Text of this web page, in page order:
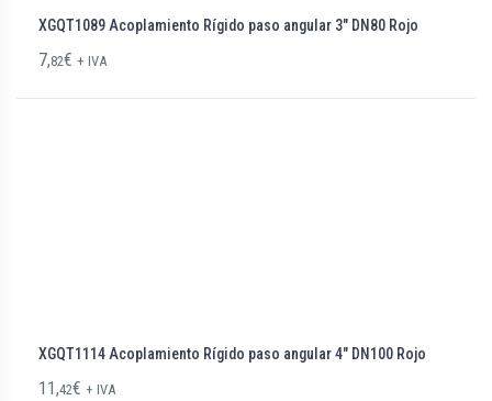
XGQT1089 Acoplamiento Rígido paso angular 3″ DN80 Rojo
7,82€ + IVA
XGQT1114 Acoplamiento Rígido paso angular 4″ DN100 Rojo
11,42€ + IVA